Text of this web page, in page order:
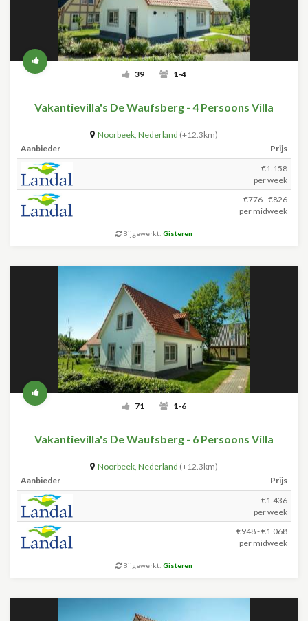
39 1-4
Vakantievilla's De Waufsberg - 4 Persoons Villa
Noorbeek, Nederland (+12.3km)
Aanbieder
Prijs
€1.158
per week
€776 - €826
per midweek
Bijgewerkt: Gisteren
71 1-6
Vakantievilla's De Waufsberg - 6 Persoons Villa
Noorbeek, Nederland (+12.3km)
Aanbieder
Prijs
€1.436
per week
€948 - €1.068
per midweek
Bijgewerkt: Gisteren